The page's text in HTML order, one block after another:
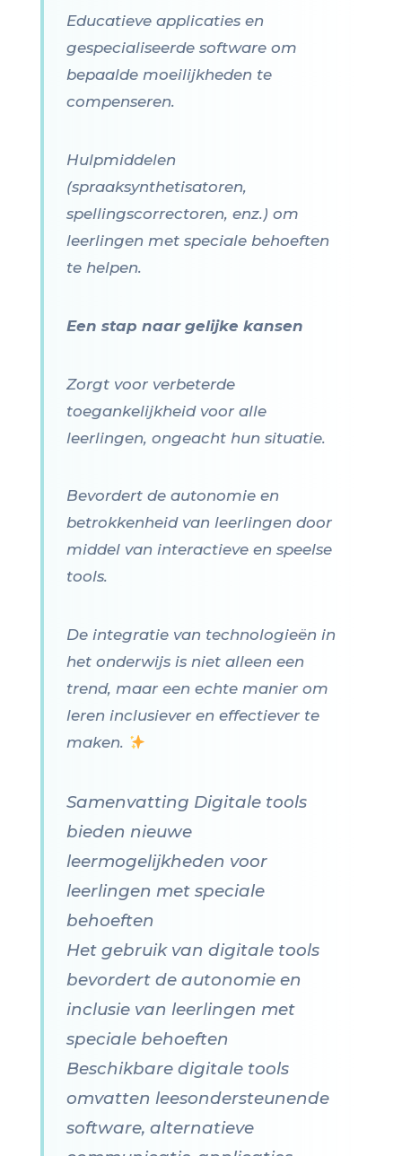
Educatieve applicaties en
gespecialiseerde software om
bepaalde moeilijkheden te
compenseren.
Hulpmiddelen
(spraaksynthetisatoren,
spellingscorrectoren, enz.) om
leerlingen met speciale behoeften
te helpen.
Een stap naar gelijke kansen
Zorgt voor verbeterde
toegankelijkheid voor alle
leerlingen, ongeacht hun situatie.
Bevordert de autonomie en
betrokkenheid van leerlingen door
middel van interactieve en speelse
tools.
De integratie van technologieën in
het onderwijs is niet alleen een
trend, maar een echte manier om
leren inclusiever en effectiever te
maken.
Samenvatting Digitale tools
bieden nieuwe
leermogelijkheden voor
leerlingen met speciale
behoeften
Het gebruik van digitale tools
bevordert de autonomie en
inclusie van leerlingen met
speciale behoeften
Beschikbare digitale tools
omvatten leesondersteunende
software, alternatieve